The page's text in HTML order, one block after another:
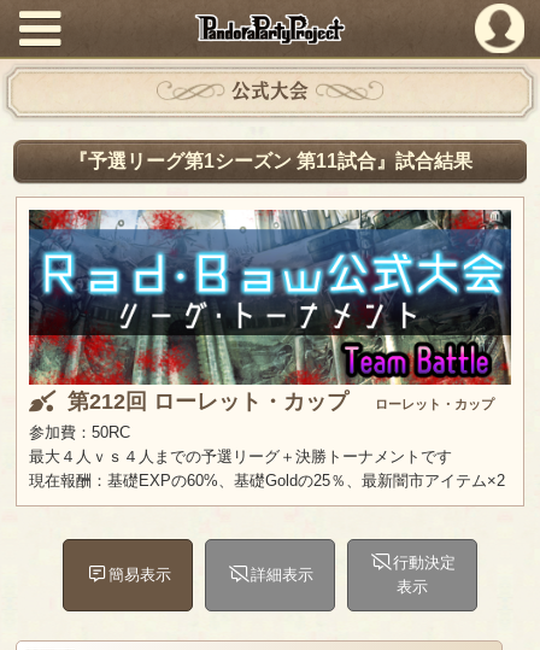
PandoraPartyProject
公式大会
『予選リーグ第1シーズン 第11試合』試合結果
第212回 ローレット・カップ ローレット・カップ
参加費：50RC
最大４人ｖｓ４人までの予選リーグ＋決勝トーナメントです
現在報酬：基礎EXPの60%、基礎Goldの25％、最新闇市アイテム×2
簡易表示 詳細表示
行動決定
表示